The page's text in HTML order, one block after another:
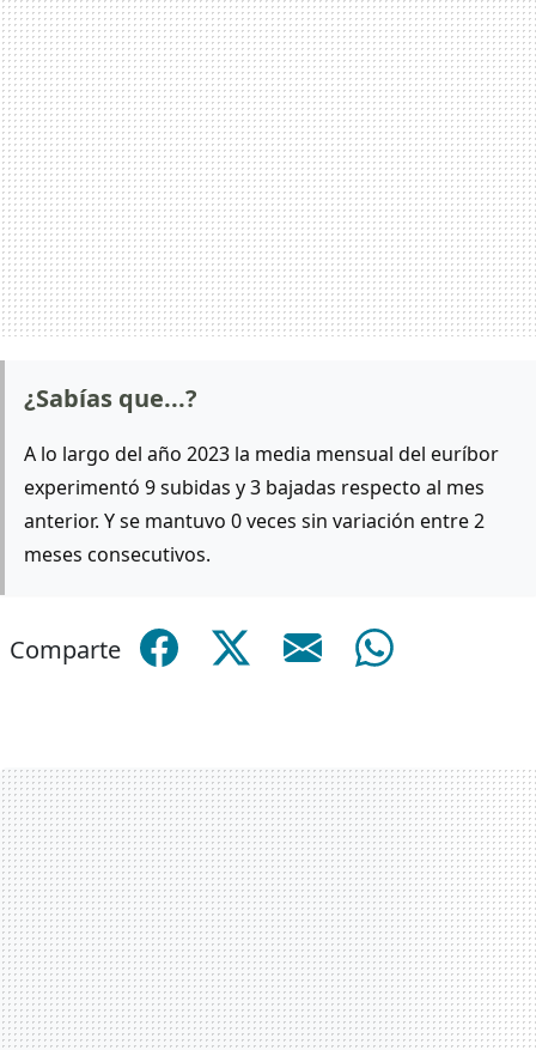
¿Sabías que...?
A lo largo del año 2023 la media mensual del euríbor
experimentó 9 subidas y 3 bajadas respecto al mes
anterior. Y se mantuvo 0 veces sin variación entre 2
meses consecutivos.
Comparte